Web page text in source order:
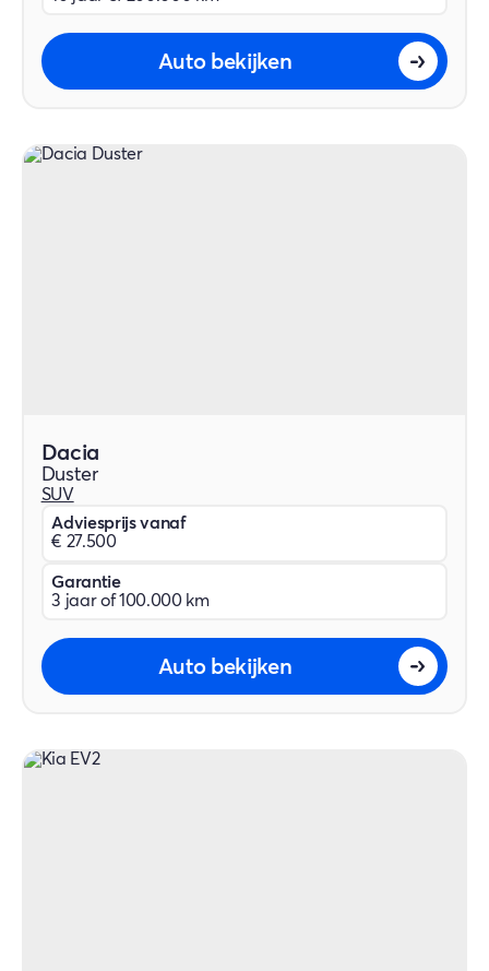
Auto bekijken
Dacia
Duster
SUV
Adviesprijs vanaf
€ 27.500
Garantie
3 jaar of 100.000 km
Auto bekijken